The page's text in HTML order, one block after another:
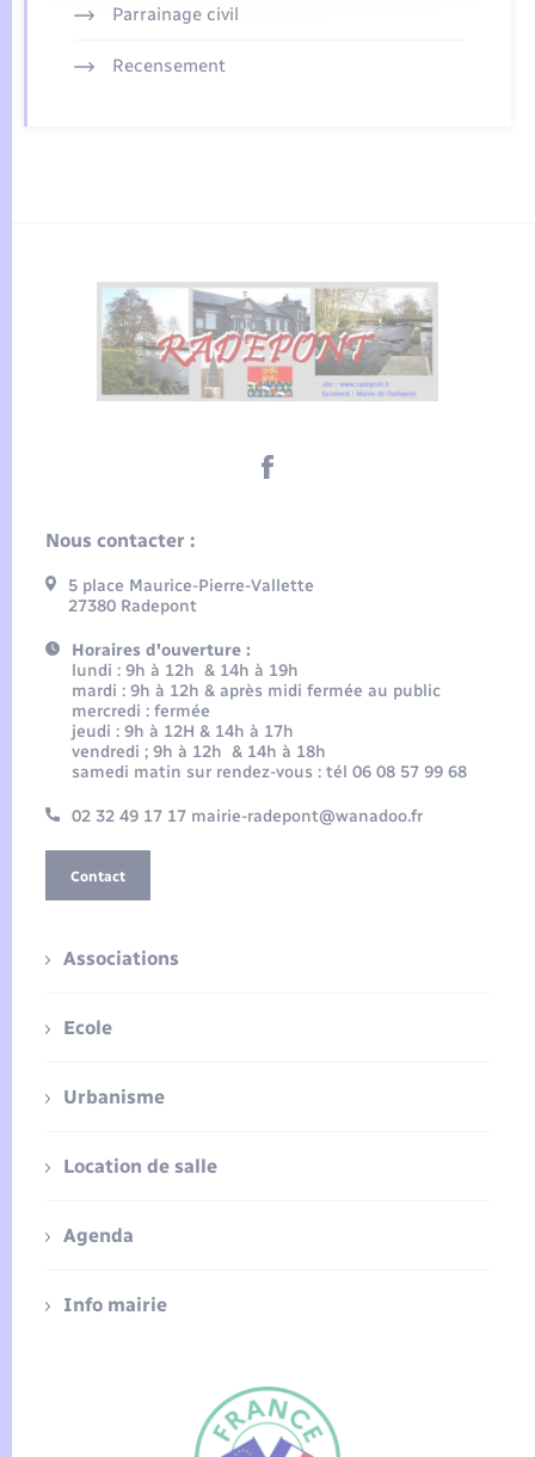
Parrainage civil
Recensement
Nous contacter :
5 place Maurice-Pierre-Vallette
27380 Radepont
Horaires d'ouverture :
lundi : 9h à 12h & 14h à 19h
mardi : 9h à 12h & après midi fermée au public
mercredi : fermée
jeudi : 9h à 12H & 14h à 17h
vendredi ; 9h à 12h & 14h à 18h
samedi matin sur rendez-vous : tél 06 08 57 99 68
02 32 49 17 17 mairie-radepont@wanadoo.fr
Contact
Associations
Ecole
Urbanisme
Location de salle
Agenda
Info mairie